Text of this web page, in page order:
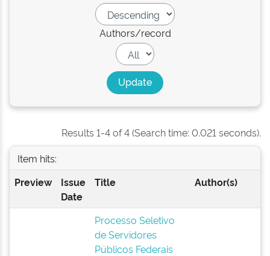
Authors/record
Results 1-4 of 4 (Search time: 0.021 seconds).
Item hits:
Preview
Issue
Date
Title Author(s)
Processo Seletivo
de Servidores
Públicos Federais